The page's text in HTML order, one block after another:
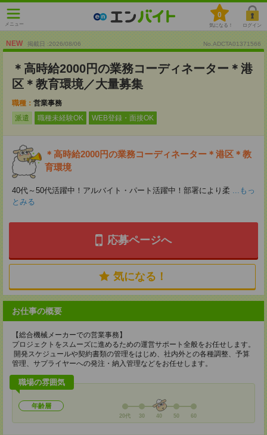
メニュー
0
気になる！ ログイン
NEW 掲載日 :2026/08/06 No.ADCTA01371566
＊高時給2000円の業務コーディネーター＊港
区＊教育環境／大量募集
職種： 営業事務
派遣
職種未経験OK WEB登録・面接OK
＊高時給2000円の業務コーディネーター＊港区＊教
育環境
40代～50代活躍中！アルバイト・パート活躍中！部署により柔 ...もっ
とみる
応募ページへ
気になる！
お仕事の概要
【総合機械メーカーでの営業事務】
プロジェクトをスムーズに進めるための運営サポート全般をお任せします。
開発スケジュールや契約書類の管理をはじめ、社内外との各種調整、予算
管理、サプライヤーへの発注・納入管理などをお任せします。
職場の雰囲気
年齢層
20代 30 40 50 60